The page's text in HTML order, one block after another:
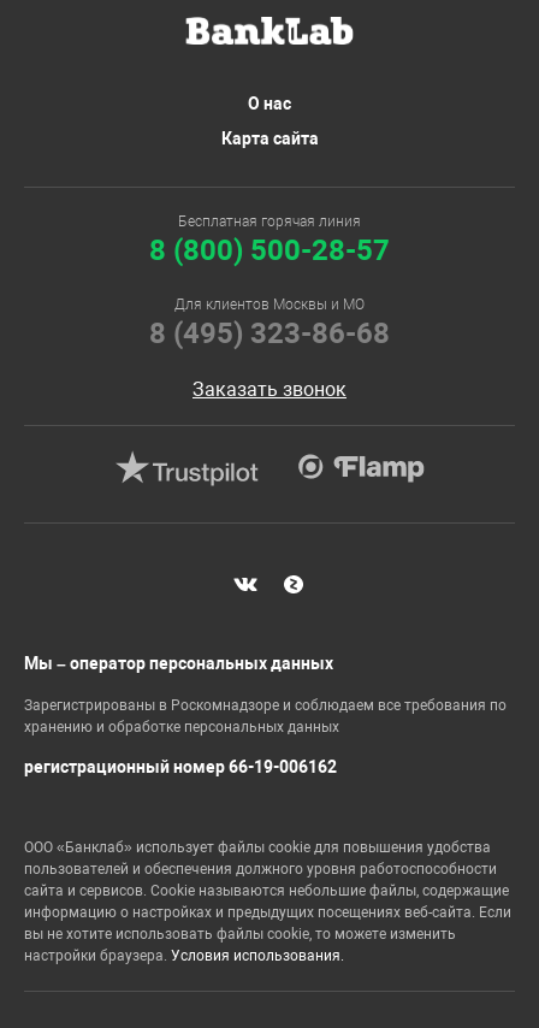
О нас
Карта сайта
Бесплатная горячая линия
8 (800) 500-28-57
Для клиентов Москвы и МО
8 (495) 323-86-68
Заказать звонок
Мы – оператор персональных данных
Зарегистрированы в Роскомнадзоре и соблюдаем все требования по
хранению и обработке персональных данных
регистрационный номер 66-19-006162
ООО «Банклаб» использует файлы cookie для повышения удобства
пользователей и обеспечения должного уровня работоспособности
сайта и сервисов. Cookie называются небольшие файлы, содержащие
информацию о настройках и предыдущих посещениях веб-сайта. Если
вы не хотите использовать файлы cookie, то можете изменить
настройки браузера. Условия использования.